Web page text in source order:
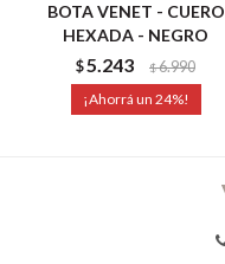
BOTA VENET - CUERO
HEXADA - NEGRO
$5.243 $6.990
24